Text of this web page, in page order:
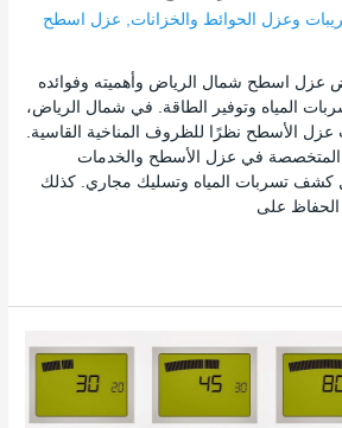
وعزل الحوائط والخزانات, عزل اسطح
اسطح شمال الرياض وأهميته وفوائده
المياه وتوفير الطاقة. في شمال الرياض،
عزل الأسطح نظرًا للظروف المناخية القاسية.
في عزل الأسطح والخدمات
كشف تسربات المياه وتسليك مجاري. كذلك
على